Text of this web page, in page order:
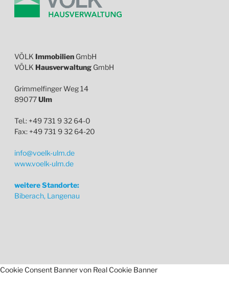
VÖLK Immobilien GmbH
VÖLK Hausverwaltung GmbH
Grimmelfinger Weg 14
89077Ulm
Tel.: +49 731 9 32 64-0
Fax: +49 731 9 32 64-20
info@voelk-ulm.de
www.voelk-ulm.de
weitere Standorte:
Biberach, Langenau
Cookie Consent Banner von Real Cookie Banner